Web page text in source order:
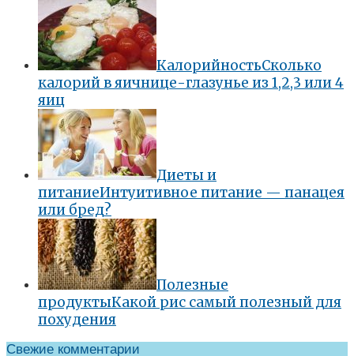
КалорийностьСколько
калорий в яичнице-глазунье из 1,2,3 или 4
яиц
Диеты и
питаниеИнтуитивное питание — панацея
или бред?
Полезные
продуктыКакой рис самый полезный для
похудения
Свежие комментарии